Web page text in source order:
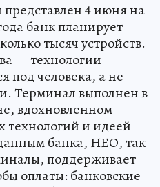
4 июня на
банк планирует
тысяч устройств.
— технологии
под человека, а не
Терминал выполнен в
вдохновленном
технологий и идеей
банка, НЕО, так
поддерживает
оплаты: банковские